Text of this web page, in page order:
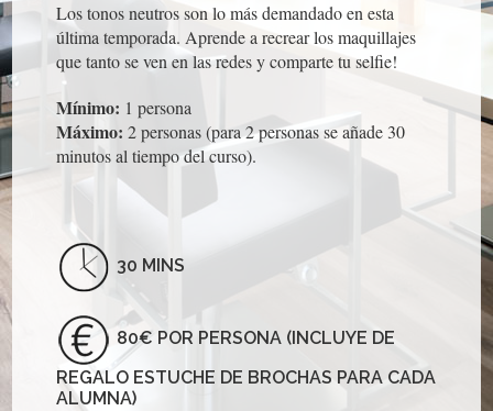
Los tonos neutros son lo más demandado en esta
última temporada. Aprende a recrear los maquillajes
que tanto se ven en las redes y comparte tu selfie!
Mínimo: 1 persona
Máximo: 2 personas (para 2 personas se añade 30
minutos al tiempo del curso).
30 MINS
80€ POR PERSONA (INCLUYE DE
REGALO ESTUCHE DE BROCHAS PARA CADA
ALUMNA)